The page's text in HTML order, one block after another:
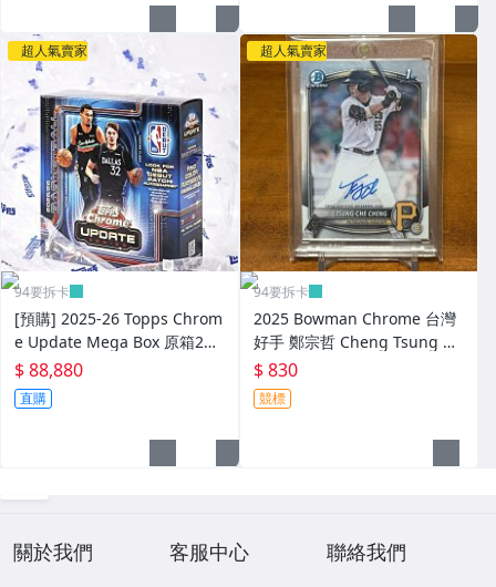
超人氣賣家
94要拆卡
[預購] 2025-26 Topps Chrom
e Update Mega Box 原箱2盒
只有一組 抽 RDPA Alter Ego
小小兵SSP
$ 88,880
直購
超人氣賣家
94要拆卡
2025 Bowman Chrome 台灣
好手 鄭宗哲 Cheng Tsung Ch
e 正RC 新人簽名卡
$ 830
競標
關於我們 客服中心 聯絡我們